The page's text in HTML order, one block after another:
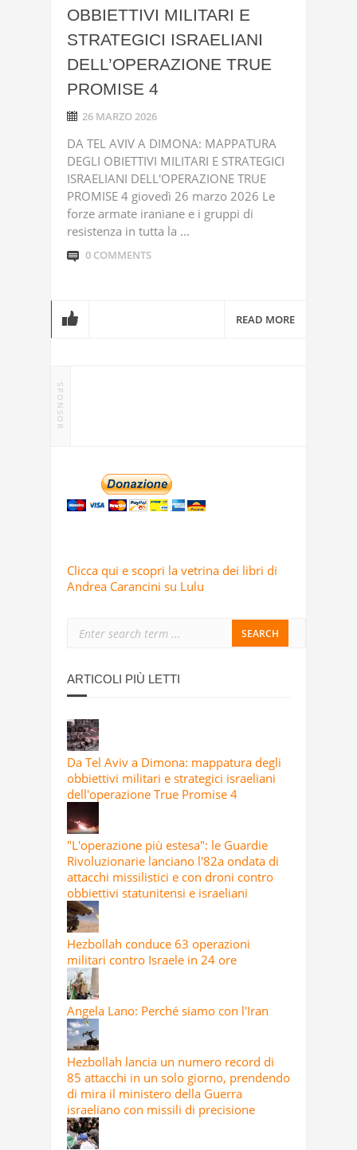
OBBIETTIVI MILITARI E
STRATEGICI ISRAELIANI
DELL’OPERAZIONE TRUE
PROMISE 4
26 MARZO 2026
DA TEL AVIV A DIMONA: MAPPATURA
DEGLI OBIETTIVI MILITARI E STRATEGICI
ISRAELIANI DELL'OPERAZIONE TRUE
PROMISE 4 giovedì 26 marzo 2026 Le
forze armate iraniane e i gruppi di
resistenza in tutta la ...
0 COMMENTS
READ MORE
SPONSOR
Clicca qui e scopri la vetrina dei libri di
Andrea Carancini su Lulu
ARTICOLI PIÙ LETTI
Da Tel Aviv a Dimona: mappatura degli
obbiettivi militari e strategici israeliani
dell'operazione True Promise 4
"L'operazione più estesa": le Guardie
Rivoluzionarie lanciano l'82a ondata di
attacchi missilistici e con droni contro
obbiettivi statunitensi e israeliani
Hezbollah conduce 63 operazioni
militari contro Israele in 24 ore
Angela Lano: Perché siamo con l'Iran
Hezbollah lancia un numero record di
85 attacchi in un solo giorno, prendendo
di mira il ministero della Guerra
israeliano con missili di precisione